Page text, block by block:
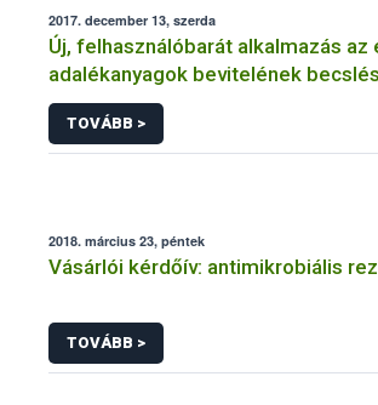
2017. december 13, szerda
Új, felhasználóbarát alkalmazás az
adalékanyagok bevitelének
TOVÁBB >
2018. március 23, péntek
Vásárlói kérdőív: antimikrobiális
TOVÁBB >